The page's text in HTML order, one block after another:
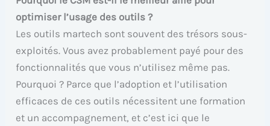
optimiser l’usage des outils ?
Les outils martech sont souvent des trésors sous-
exploités. Vous avez probablement payé pour des
fonctionnalités que vous n’utilisez même pas.
Pourquoi ? Parce que l’adoption et l’utilisation
efficaces de ces outils nécessitent une formation
et un accompagnement, et c’est ici que le